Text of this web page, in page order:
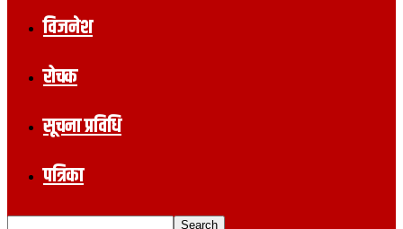
विजनेश
रोचक
सूचना प्रविधि
पत्रिका